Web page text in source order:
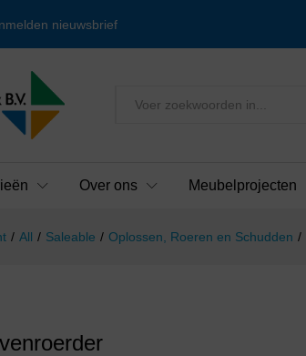
nieuwsbrief
Alles
Over ons Meubelprojecten
/ All / Saleable / Oplossen, Roeren en Schudden /